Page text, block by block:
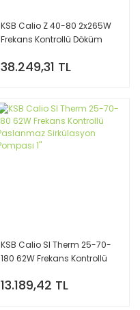
KSB Calio Z 40-80 2x265W
Frekans Kontrollü Döküm
Pompası DN40 Flanş
38.249,31 TL
KSB Calio SI Therm 25-70-
180 62W Frekans Kontrollü
Pompası 1''
13.189,42 TL